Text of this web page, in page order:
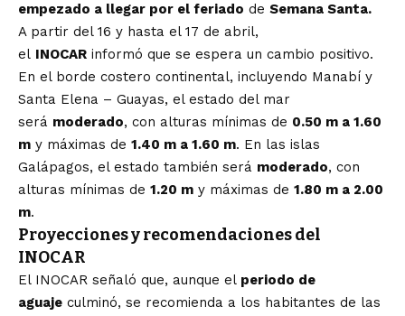
empezado a llegar por el feriado de Semana Santa.
A partir del 16 y hasta el 17 de abril,
el INOCAR informó que se espera un cambio positivo.
En el borde costero continental, incluyendo Manabí y
Santa Elena – Guayas, el estado del mar
será moderado, con alturas mínimas de 0.50 m a 1.60
m y máximas de 1.40 m a 1.60 m. En las islas
Galápagos, el estado también será moderado, con
alturas mínimas de 1.20 m y máximas de 1.80 m a 2.00
m.
Proyecciones y recomendaciones del
INOCAR
El INOCAR señaló que, aunque el periodo de
aguaje culminó, se recomienda a los habitantes de las